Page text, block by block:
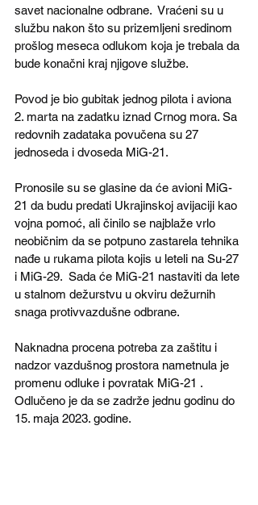
savet nacionalne odbrane.  Vraćeni su u
službu nakon što su prizemljeni sredinom
prošlog meseca odlukom koja je trebala da
bude konačni kraj njigove službe.
Povod je bio gubitak jednog pilota i aviona
2. marta na zadatku iznad Crnog mora. Sa
redovnih zadataka povučena su 27
jednoseda i dvoseda MiG-21.
Pronosile su se glasine da će avioni MiG-
21 da budu predati Ukrajinskoj avijaciji kao
vojna pomoć, ali činilo se najblaže vrlo
neobičnim da se potpuno zastarela tehnika
nađe u rukama pilota kojis u leteli na Su-27
i MiG-29.  Sada će MiG-21 nastaviti da lete
u stalnom dežurstvu u okviru dežurnih
snaga protivvazdušne odbrane.
Naknadna procena potreba za zaštitu i
nadzor vazdušnog prostora nametnula je
promenu odluke i povratak MiG-21 .
Odlučeno je da se zadrže jednu godinu do
15. maja 2023. godine.